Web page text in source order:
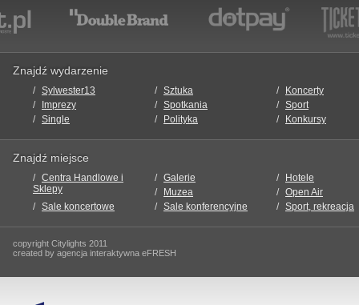
Znajdź wydarzenie
Sylwester13 Sztuka
Koncerty
Imprezy
Spotkania
Sport
Single
Polityka Konkursy
Znajdź miejsce
Centra Handlowe i
Sklepy
Galerie
Hotele
Muzea
Open Air
Sale koncertowe
Sale konferencyjne Sport, rekreacja
copyright Citylights 2011
created by agencja interaktywna eFRESH